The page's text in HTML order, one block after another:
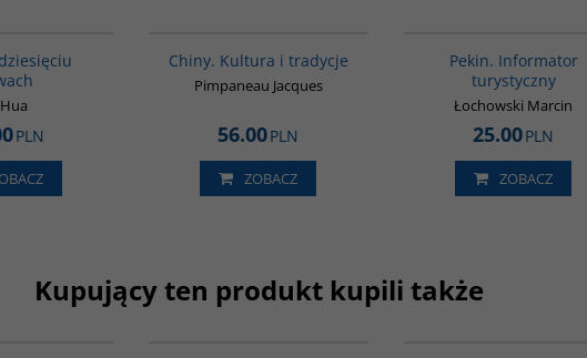
PLN
Chiny. Kultura i tradycje
Pimpaneau Jacques
56.00PLN
ZOBACZ
Pekin. Informator
turystyczny
Łochowski Marcin
25.00PLN
ZOBACZ
Kupujący ten produkt kupili także